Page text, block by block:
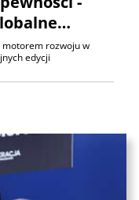
rozwoju w
edycji